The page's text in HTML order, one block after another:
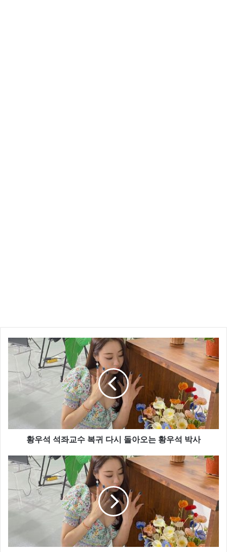
황우석 석좌교수 복귀 다시 돌아오는 황우석 박사